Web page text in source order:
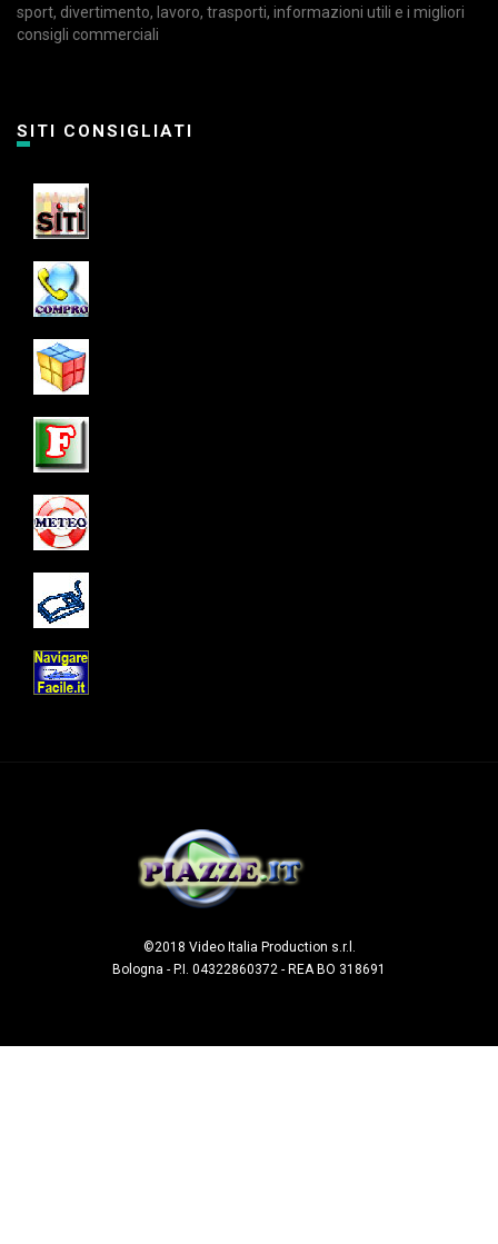
sport, divertimento, lavoro, trasporti, informazioni utili e i migliori
consigli commerciali
SITI CONSIGLIATI
©2018 Video Italia Production s.r.l.
Bologna - P.I. 04322860372 - REA BO 318691